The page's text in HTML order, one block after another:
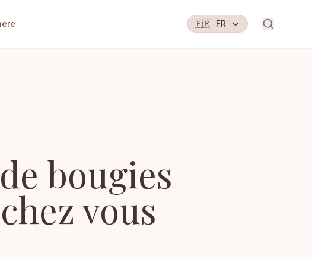
🇫🇷 FR
bougies
vous